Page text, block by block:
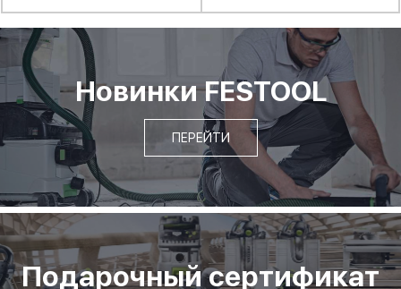
Новинки FESTOOL
ПЕРЕЙТИ
Подарочный сертификат